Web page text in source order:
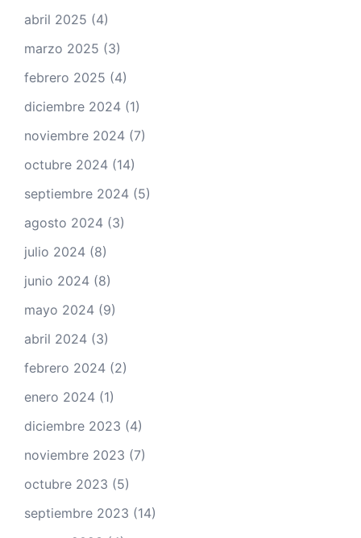
abril 2025 (4)
marzo 2025 (3)
febrero 2025 (4)
diciembre 2024 (1)
noviembre 2024 (7)
octubre 2024 (14)
septiembre 2024 (5)
agosto 2024 (3)
julio 2024 (8)
junio 2024 (8)
mayo 2024 (9)
abril 2024 (3)
febrero 2024 (2)
enero 2024 (1)
diciembre 2023 (4)
noviembre 2023 (7)
octubre 2023 (5)
septiembre 2023 (14)